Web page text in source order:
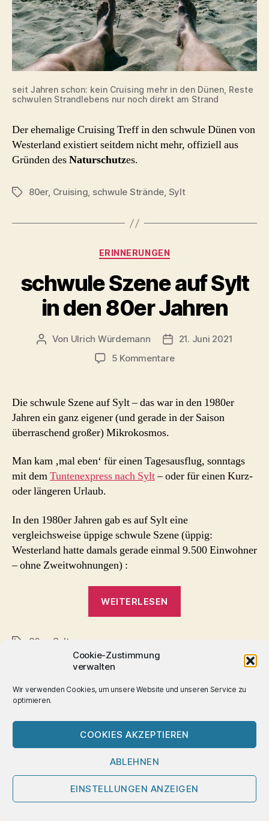
Cookie-Zustimmung
verwalten
Wir verwenden Cookies, um unsere Website und unseren Service zu
optimieren.
COOKIES AKZEPTIEREN
ABLEHNEN
EINSTELLUNGEN ANZEIGEN
seit Jahren schon: kein Cruising mehr in den Dünen, Reste
schwulen Strandlebens nur noch direkt am Strand
Der ehemalige Cruising Treff in den schwule Dünen von
Westerland existiert seitdem nicht mehr, offiziell aus
Gründen desNaturschutzes.
Schlagwörter
80er, Cruising, schwule Strände, Sylt
Kategorien
ERINNERUNGEN
schwule Szene auf Sylt
in den 80er Jahren
Beitragsautor
Von Ulrich Würdemann Beitragsdatum
21. Juni 2021
5 Kommentarezu
auf
in
Jahren
Die schwule Szene auf Sylt – das war in den 1980er
Jahren ein ganz eigener (und gerade in der Saison
überraschend großer) Mikrokosmos.
Man kam ‚mal eben‘ für einen Tagesausflug, sonntags
mit demTuntenexpress nach Sylt– oder für einen Kurz-
oder längeren Urlaub.
In den 1980er Jahren gab es auf Sylt eine
vergleichsweise üppige schwule Szene (üppig:
Westerland hatte damals gerade einmal 9.500 Einwohner
– ohne Zweitwohnungen) :
WEITERLESEN
80er
Schlagwörter
80er Sylt
Café Tuc Tuc (1979 –
1995)
BeitragsautorUlrich Würdemann Beitragsdatum
12. Februar 2020